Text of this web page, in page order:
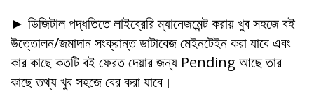
ডিজিটাল পদ্ধতিতে লাইব্রেরি ম্যানেজমেন্ট করায় খুব সহজে বই
উত্তোলন/জমাদান সংক্রান্ত ডাটাবেজ মেইনটেইন করা যাবে এবং
কার কাছে কতটি বই ফেরত দেয়ার জন্য Pending আছে তার
কাছে তথ্য খুব সহজে বের করা যাবে।